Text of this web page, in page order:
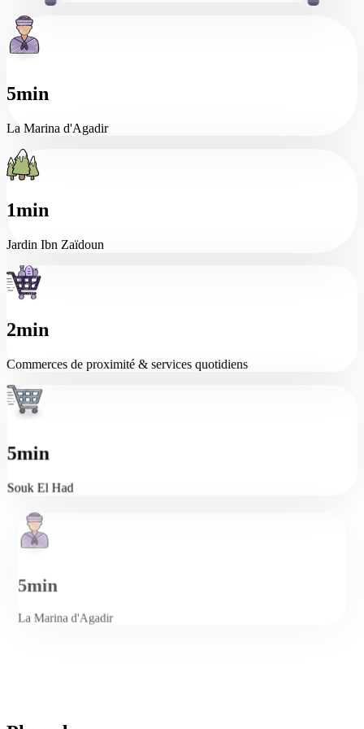
5min
La Marina d'Agadir
1min
Jardin Ibn Zaïdoun
2min
Commerces de proximité & services quotidiens
5min
Souk El Had
5min
La Marina d'Agadir